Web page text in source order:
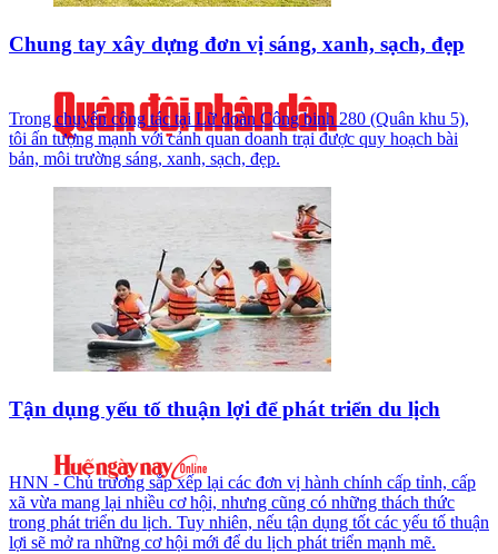
Chung tay xây dựng đơn vị sáng, xanh, sạch, đẹp
Trong chuyến công tác tại Lữ đoàn Công binh 280 (Quân khu 5),
tôi ấn tượng mạnh với cảnh quan doanh trại được quy hoạch bài
bản, môi trường sáng, xanh, sạch, đẹp.
Tận dụng yếu tố thuận lợi để phát triển du lịch
HNN - Chủ trương sắp xếp lại các đơn vị hành chính cấp tỉnh, cấp
xã vừa mang lại nhiều cơ hội, nhưng cũng có những thách thức
trong phát triển du lịch. Tuy nhiên, nếu tận dụng tốt các yếu tố thuận
lợi sẽ mở ra những cơ hội mới để du lịch phát triển mạnh mẽ.